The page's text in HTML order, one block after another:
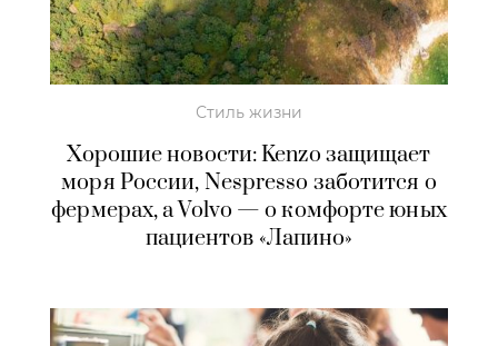
Стиль жизни
Хорошие новости: Kenzo защищает
моря России, Nespresso заботится о
фермерах, а Volvo — о комфорте юных
пациентов «Лапино»